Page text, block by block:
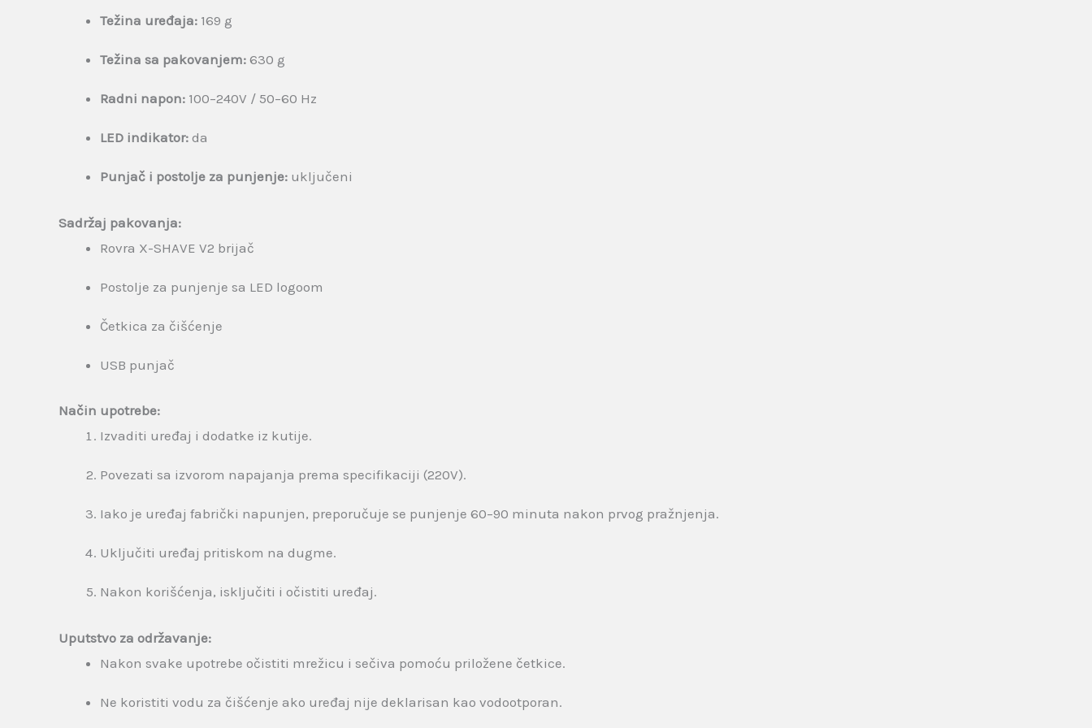
Težina uređaja: 169 g
Težina sa pakovanjem: 630 g
Radni napon: 100–240V / 50–60 Hz
LED indikator: da
Punjač i postolje za punjenje: uključeni
Sadržaj pakovanja:
Rovra X-SHAVE V2 brijač
Postolje za punjenje sa LED logoom
Četkica za čišćenje
USB punjač
Način upotrebe:
Izvaditi uređaj i dodatke iz kutije.
Povezati sa izvorom napajanja prema specifikaciji (220V).
Iako je uređaj fabrički napunjen, preporučuje se punjenje 60–90 minuta nakon prvog pražnjenja.
Uključiti uređaj pritiskom na dugme.
Nakon korišćenja, isključiti i očistiti uređaj.
Uputstvo za održavanje:
Nakon svake upotrebe očistiti mrežicu i sečiva pomoću priložene četkice.
Ne koristiti vodu za čišćenje ako uređaj nije deklarisan kao vodootporan.